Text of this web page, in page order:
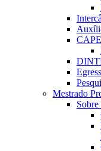
Mestrado
Sobre